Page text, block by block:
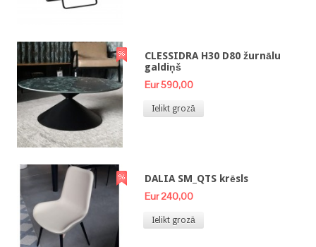
CLESSIDRA H30 D80 žurnālu
galdiņš
Eur 590,00
Ielikt grozā
DALIA SM_QTS krēsls
Eur 240,00
Ielikt grozā